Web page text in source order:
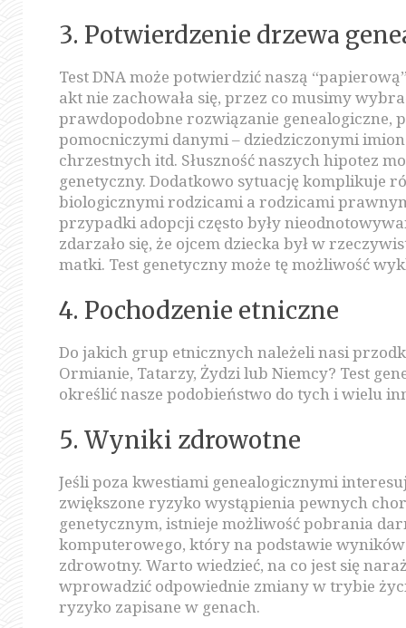
3. Potwierdzenie drzewa
Test DNA może potwierdzić naszą
akt nie zachowała się, przez co musimy
prawdopodobne rozwiązanie genealogiczne,
pomocniczymi danymi – dziedziczonymi
chrzestnych itd. Słuszność naszych hipotez
genetyczny. Dodatkowo sytuację komplikuje
biologicznymi rodzicami a rodzicami
przypadki adopcji często były
zdarzało się, że ojcem dziecka był w
matki. Test genetyczny może tę możliwość
4. Pochodzenie etniczne
Do jakich grup etnicznych należeli nasi
Ormianie, Tatarzy, Żydzi lub Niemcy? Test
określić nasze podobieństwo do tych i wielu
5. Wyniki zdrowotne
Jeśli poza kwestiami genealogicznymi
zwiększone ryzyko wystąpienia pewnych
genetycznym, istnieje możliwość pobrania
komputerowego, który na podstawie
zdrowotny. Warto wiedzieć, na co jest się
wprowadzić odpowiednie zmiany w trybie
ryzyko zapisane w genach.